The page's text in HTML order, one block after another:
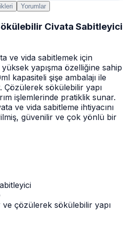
Yorumlar
Civata Sabitleyici
ve vida sabitlemek için
yüksek yapışma özelliğine sahip
kapasiteli şişe ambalajı ile
Çözülerek sökülebilir yapı
işlemlerinde pratiklik sunar.
ve vida sabitleme ihtiyacını
güvenilir ve çok yönlü bir
çözülerek sökülebilir yapı